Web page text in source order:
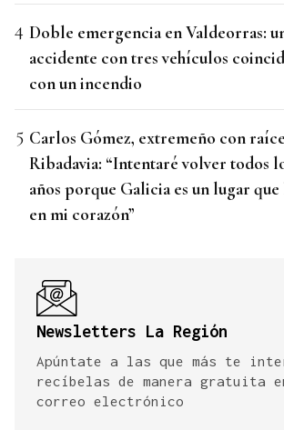
Doble emergencia en Valdeorras:
accidente con tres vehículos
con un incendio
Carlos Gómez, extremeño con
Ribadavia: “Intentaré volver todos
años porque Galicia es un lugar
en mi corazón”
Newsletters La Región
Apúntate a las que más te
recíbelas de manera gratuita
correo electrónico